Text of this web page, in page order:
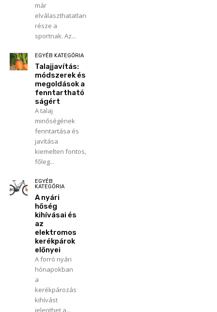
már
elválaszthatatlan
része a
sportnak. Az...
EGYÉB KATEGÓRIA
Talajjavítás:
módszerek és
megoldások a
fenntartható
ságért
A talaj
minőségének
fenntartása és
javítása
kiemelten fontos,
főleg...
EGYÉB
KATEGÓRIA
A nyári
hőség
kihívásai és
az
elektromos
kerékpárok
előnyei
A forró nyári
hónapokban
a
kerékpározás
kihívást
jelenthet a...